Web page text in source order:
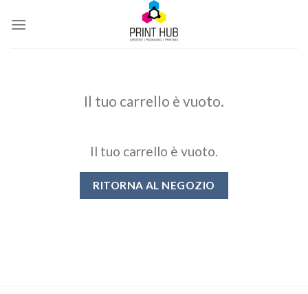
Il tuo carrello è vuoto.
Il tuo carrello è vuoto.
RITORNA AL NEGOZIO